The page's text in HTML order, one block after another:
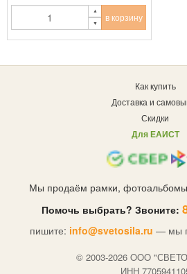
в корзину
Как купить
Доставка и
Скидки
Для ЕАИСТ
Мы продаём рамки, фотоальбомы
Помочь выбрать? Звоните:
пишите: info@svetosila.ru — мы
© 2003-2026 OOO
ИНН